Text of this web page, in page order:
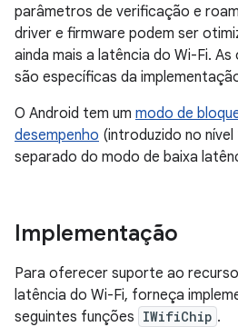
parâmetros de verificação e
driver e firmware podem ser
ainda mais a latência do Wi-Fi.
são específicas da
O Android tem um modo de
desempenho (introduzido no nível
separado do modo de baixa
Implementação
Para oferecer suporte ao
latência do Wi-Fi, forneça
seguintes funções IWifiChip .